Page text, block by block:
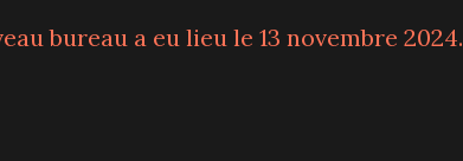
bureau a eu lieu le 13 novembre 2024.